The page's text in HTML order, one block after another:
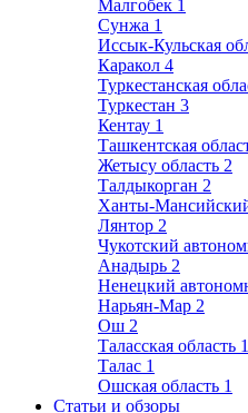
Малгобек 1
Сунжа 1
Иссык-Кульская
Каракол 4
Туркестанская
Туркестан 3
Кентау 1
Ташкентская
Жетысу область 2
Талдыкорган 2
Ханты-
Лянтор 2
Чукотский
Анадырь 2
Ненецкий
Нарьян-Мар 2
Ош 2
Таласская область 1
Талас 1
Ошская область 1
Статьи и обзоры